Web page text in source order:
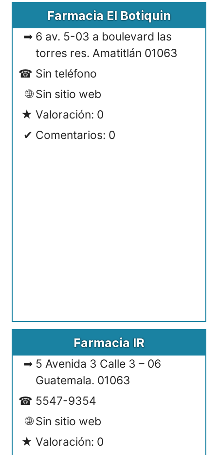
Farmacia El Botiquin
6 av. 5-03 a boulevard las
torres res. Amatitlán 01063
Sin teléfono
Sin sitio web
Valoración: 0
Comentarios: 0
Farmacia IR
5 Avenida 3 Calle 3 – 06
Guatemala. 01063
5547-9354
Sin sitio web
Valoración: 0